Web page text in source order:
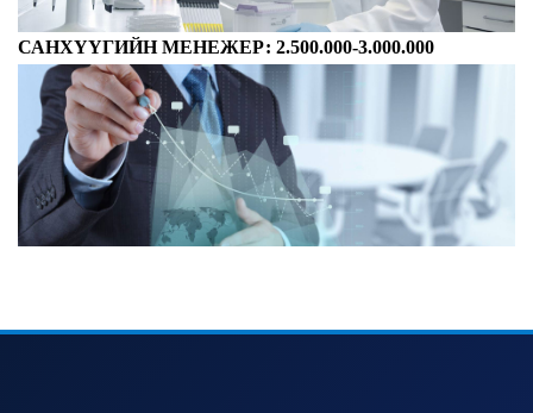
САНХҮҮГИЙН МЕНЕЖЕР: 2.500.000-3.000.000